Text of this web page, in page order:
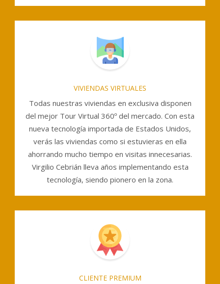
VIVIENDAS VIRTUALES
Todas nuestras viviendas en exclusiva disponen
del mejor Tour Virtual 360º del mercado. Con esta
nueva tecnología importada de Estados Unidos,
verás las viviendas como si estuvieras en ella
ahorrando mucho tiempo en visitas innecesarias.
Virgilio Cebrián lleva años implementando esta
tecnología, siendo pionero en la zona.
CLIENTE PREMIUM